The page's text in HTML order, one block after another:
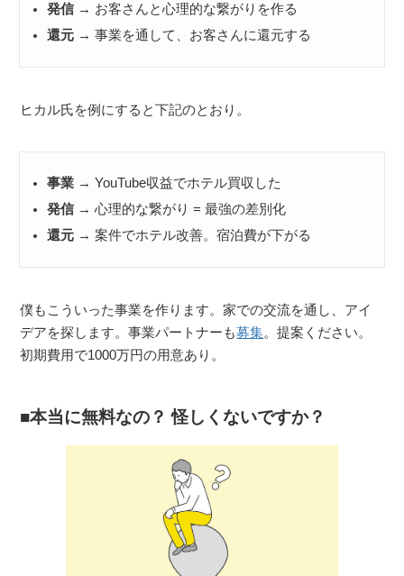
発信 → お客さんと心理的な繋がりを作る
還元 → 事業を通して、お客さんに還元する
ヒカル氏を例にすると下記のとおり。
事業 → YouTube収益でホテル買収した
発信 → 心理的な繋がり = 最強の差別化
還元 → 案件でホテル改善。宿泊費が下がる
僕もこういった事業を作ります。家での交流を通し、アイ
デアを探します。事業パートナーも募集。提案ください。
初期費用で1000万円の用意あり。
本当に無料なの？ 怪しくないですか？